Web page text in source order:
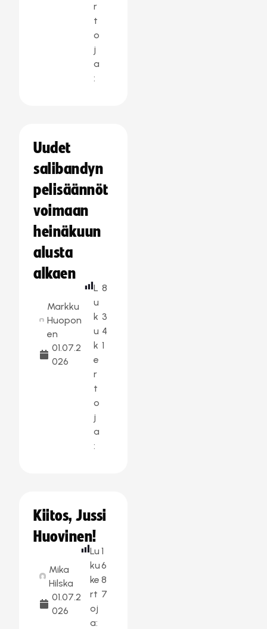
r
t
o
j
a
:
Uudet
salibandyn
pelisäännöt
voimaan
heinäkuun
alusta
alkaen
Markku
Huopon
en
01.07.2
026
L
u
k
u
k
e
r
t
o
j
a
:
8
3
4
1
Kiitos, Jussi
Huovinen!
Mika
Hilska
01.07.2
026
Lu
ku
ke
rt
oj
a:
1
6
8
7